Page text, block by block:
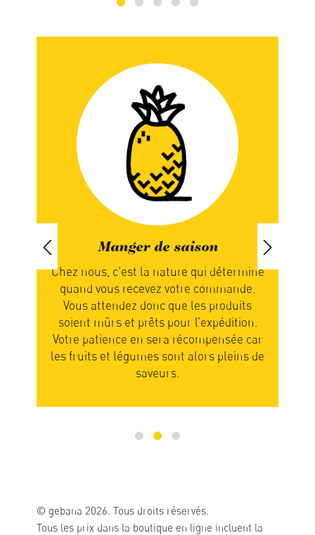
Manger de saison
Chez nous, c'est la nature qui détermine
quand vous recevez votre commande.
Vous attendez donc que les produits
soient mûrs et prêts pour l’expédition.
Votre patience en sera récompensée car
les fruits et légumes sont alors pleins de
saveurs.
© gebana 2026. Tous droits réservés.
Tous les prix dans la boutique en ligne incluent la